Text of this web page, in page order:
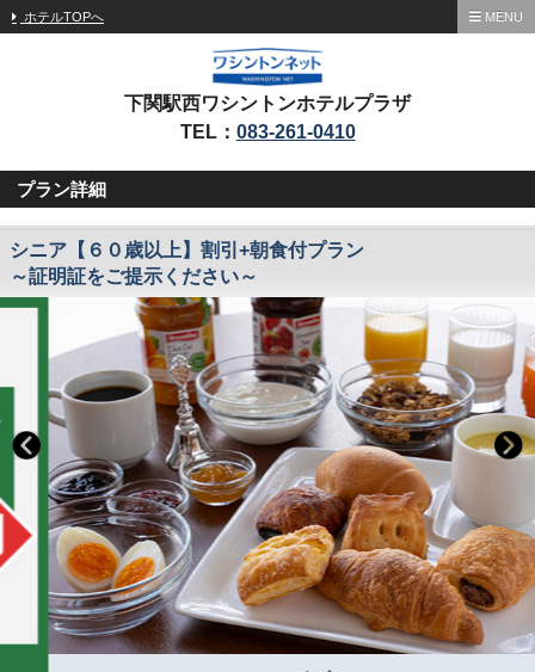
ホテルTOPへ MENU
下関駅西ワシントンホテルプラザ
TEL： 083-261-0410
プラン詳細
シニア【６０歳以上】割引+朝食付プラン
～証明証をご提示ください～